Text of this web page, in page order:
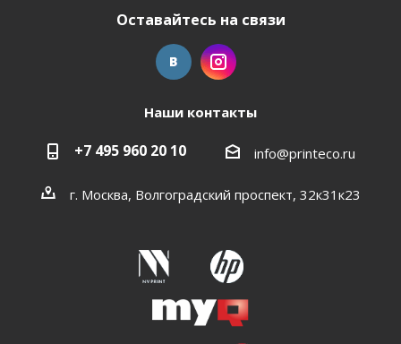
Оставайтесь на связи
Наши контакты
+7 495 960 20 10 info@printeco.ru
г. Москва, Волгоградский проспект, 32к31к23